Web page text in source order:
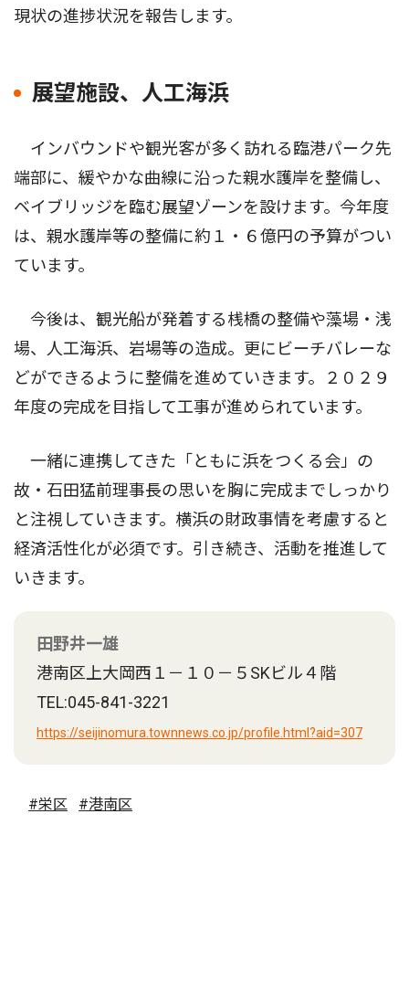
現状の進捗状況を報告します。
展望施設、人工海浜
インバウンドや観光客が多く訪れる臨港パーク先
端部に、緩やかな曲線に沿った親水護岸を整備し、
ベイブリッジを臨む展望ゾーンを設けます。今年度
は、親水護岸等の整備に約１・６億円の予算がつい
ています。
今後は、観光船が発着する桟橋の整備や藻場・浅
場、人工海浜、岩場等の造成。更にビーチバレーな
どができるように整備を進めていきます。２０２９
年度の完成を目指して工事が進められています。
一緒に連携してきた「ともに浜をつくる会」の
故・石田猛前理事長の思いを胸に完成までしっかり
と注視していきます。横浜の財政事情を考慮すると
経済活性化が必須です。引き続き、活動を推進して
いきます。
田野井一雄
港南区上大岡西１－１０－５SKビル４階
TEL:045-841-3221
https://seijinomura.townnews.co.jp/profile.html?aid=307
#栄区 #港南区